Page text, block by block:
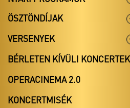
ÖSZTÖNDÍJAK
VERSENYEK
BÉRLETEN KÍVÜLI KONCERTEK
OPERACINEMA 2.0
KONCERTMISÉK